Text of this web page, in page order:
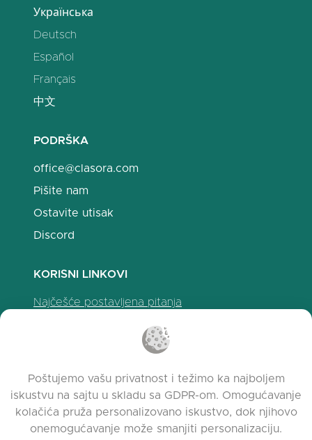
Українська
Deutsch
Español
Français
中文
PODRŠKA
office@clasora.com
Pišite nam
Ostavite utisak
Discord
KORISNI LINKOVI
Najčešće postavljena pitanja
Politika upotrebe kolačića
Napomene o izdanju
Poštujemo vašu privatnost i težimo ka najboljem
iskustvu na sajtu u skladu sa GDPR-om. Omogućavanje
kolačića pruža personalizovano iskustvo, dok njihovo
onemogućavanje može smanjiti personalizaciju.